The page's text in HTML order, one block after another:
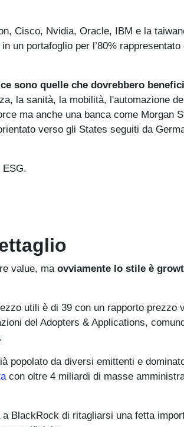
Cisco, Nvidia, Oracle, IBM e la
un portafoglio per l’80% rappresentato
sono quelle che dovrebbero
la sanità, la mobilità, l'automazione
ma anche una banca come Morgan
verso gli States seguiti da
value, ma ovviamente lo stile è
utili è di 39 con un rapporto prezzo
del Adopters & Applications,
popolato da diversi emittenti e
con oltre 4 miliardi di masse
BlackRock di ritagliarsi una fetta